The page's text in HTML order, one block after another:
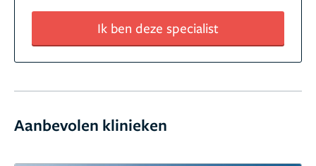
Ik ben deze specialist
Aanbevolen klinieken